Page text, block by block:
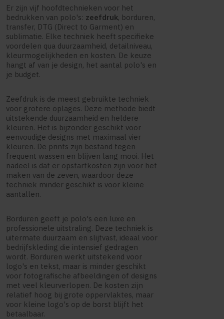
Er zijn vijf hoofdtechnieken voor het
bedrukken van polo's: zeefdruk, borduren,
transfer, DTG (Direct to Garment) en
sublimatie. Elke techniek heeft specifieke
voordelen qua duurzaamheid, detailniveau,
kleurmogelijkheden en kosten. De keuze
hangt af van je design, het aantal polo's en
je budget.
Zeefdruk is de meest gebruikte techniek
voor grotere oplages. Deze methode biedt
uitstekende duurzaamheid en heldere
kleuren. Het is bijzonder geschikt voor
eenvoudige designs met maximaal vier
kleuren. De prints zijn bestand tegen
frequent wassen en blijven lang mooi. Het
nadeel is dat er opstartkosten zijn voor het
maken van de zeven, waardoor deze
techniek minder geschikt is voor kleine
aantallen.
Borduren geeft je polo's een luxe en
professionele uitstraling. Deze techniek is
uitermate duurzaam en slijtvast, ideaal voor
bedrijfskleding die intensief gedragen
wordt. Borduren werkt uitstekend voor
logo's en tekst, maar is minder geschikt
voor fotografische afbeeldingen of designs
met veel kleurverlopen. De kosten zijn
relatief hoog bij grote oppervlaktes, maar
voor kleine logo's op de borst blijft het
betaalbaar.